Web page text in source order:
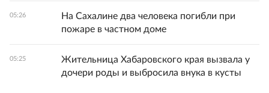
05:26
На Сахалине два человека погибли при
пожаре в частном доме
05:25
Жительница Хабаровского края вызвала у
дочери роды и выбросила внука в кусты